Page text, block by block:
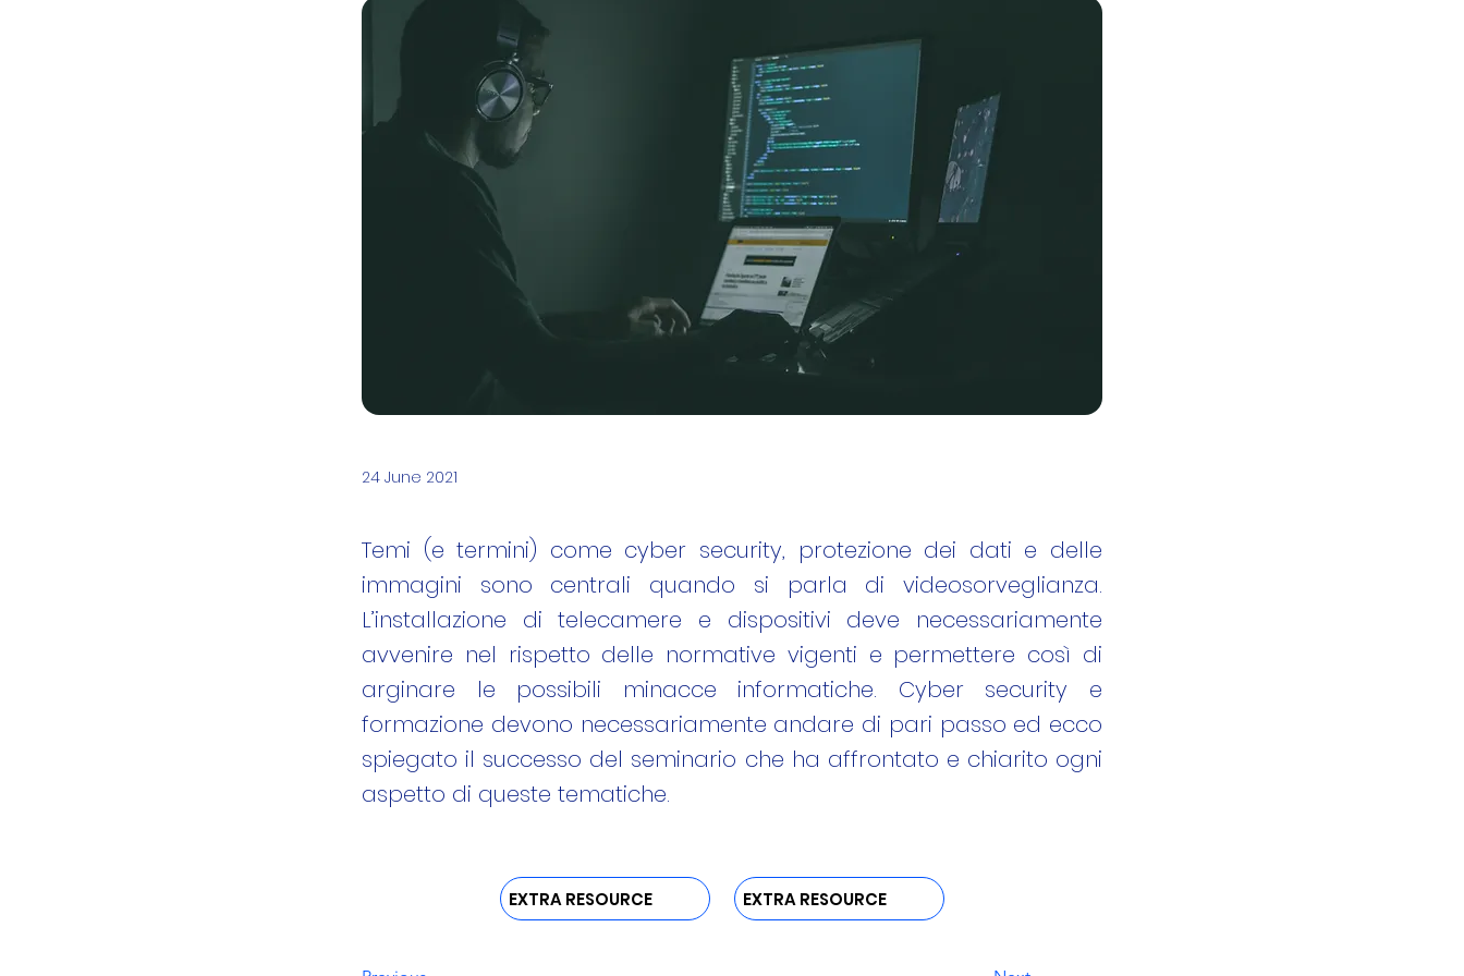
24 June 2021
Temi (e termini) come cyber security, protezione dei dati e delle
immagini sono centrali quando si parla di videosorveglianza.
L’installazione di telecamere e dispositivi deve necessariamente
avvenire nel rispetto delle normative vigenti e permettere così di
arginare le possibili minacce informatiche. Cyber security e
formazione devono necessariamente andare di pari passo ed ecco
spiegato il successo del seminario che ha affrontato e chiarito ogni
aspetto di queste tematiche.
EXTRA RESOURCE EXTRA RESOURCE